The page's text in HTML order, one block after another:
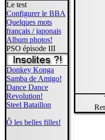
Le test
Configurer le BBA
Quelques mots
français / japonais
Album photos!
PSO épisode III
Donkey Konga
Samba de Amigo!
Dance Dance
Revolution!
Steel Bataillon
Ô les belles filles!